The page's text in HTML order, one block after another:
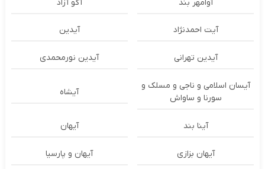
آوامهر بند آکو آزاد
آیت احمدنژاد آیدین
آیدین تهرانی آیدین نورمحمدی
آیسان اسلامی و ناجی و مسلک و
سورنا و ساواش
آیشاه
آینا بند آیهان
آیهان بزازی آیهان و پارسیا